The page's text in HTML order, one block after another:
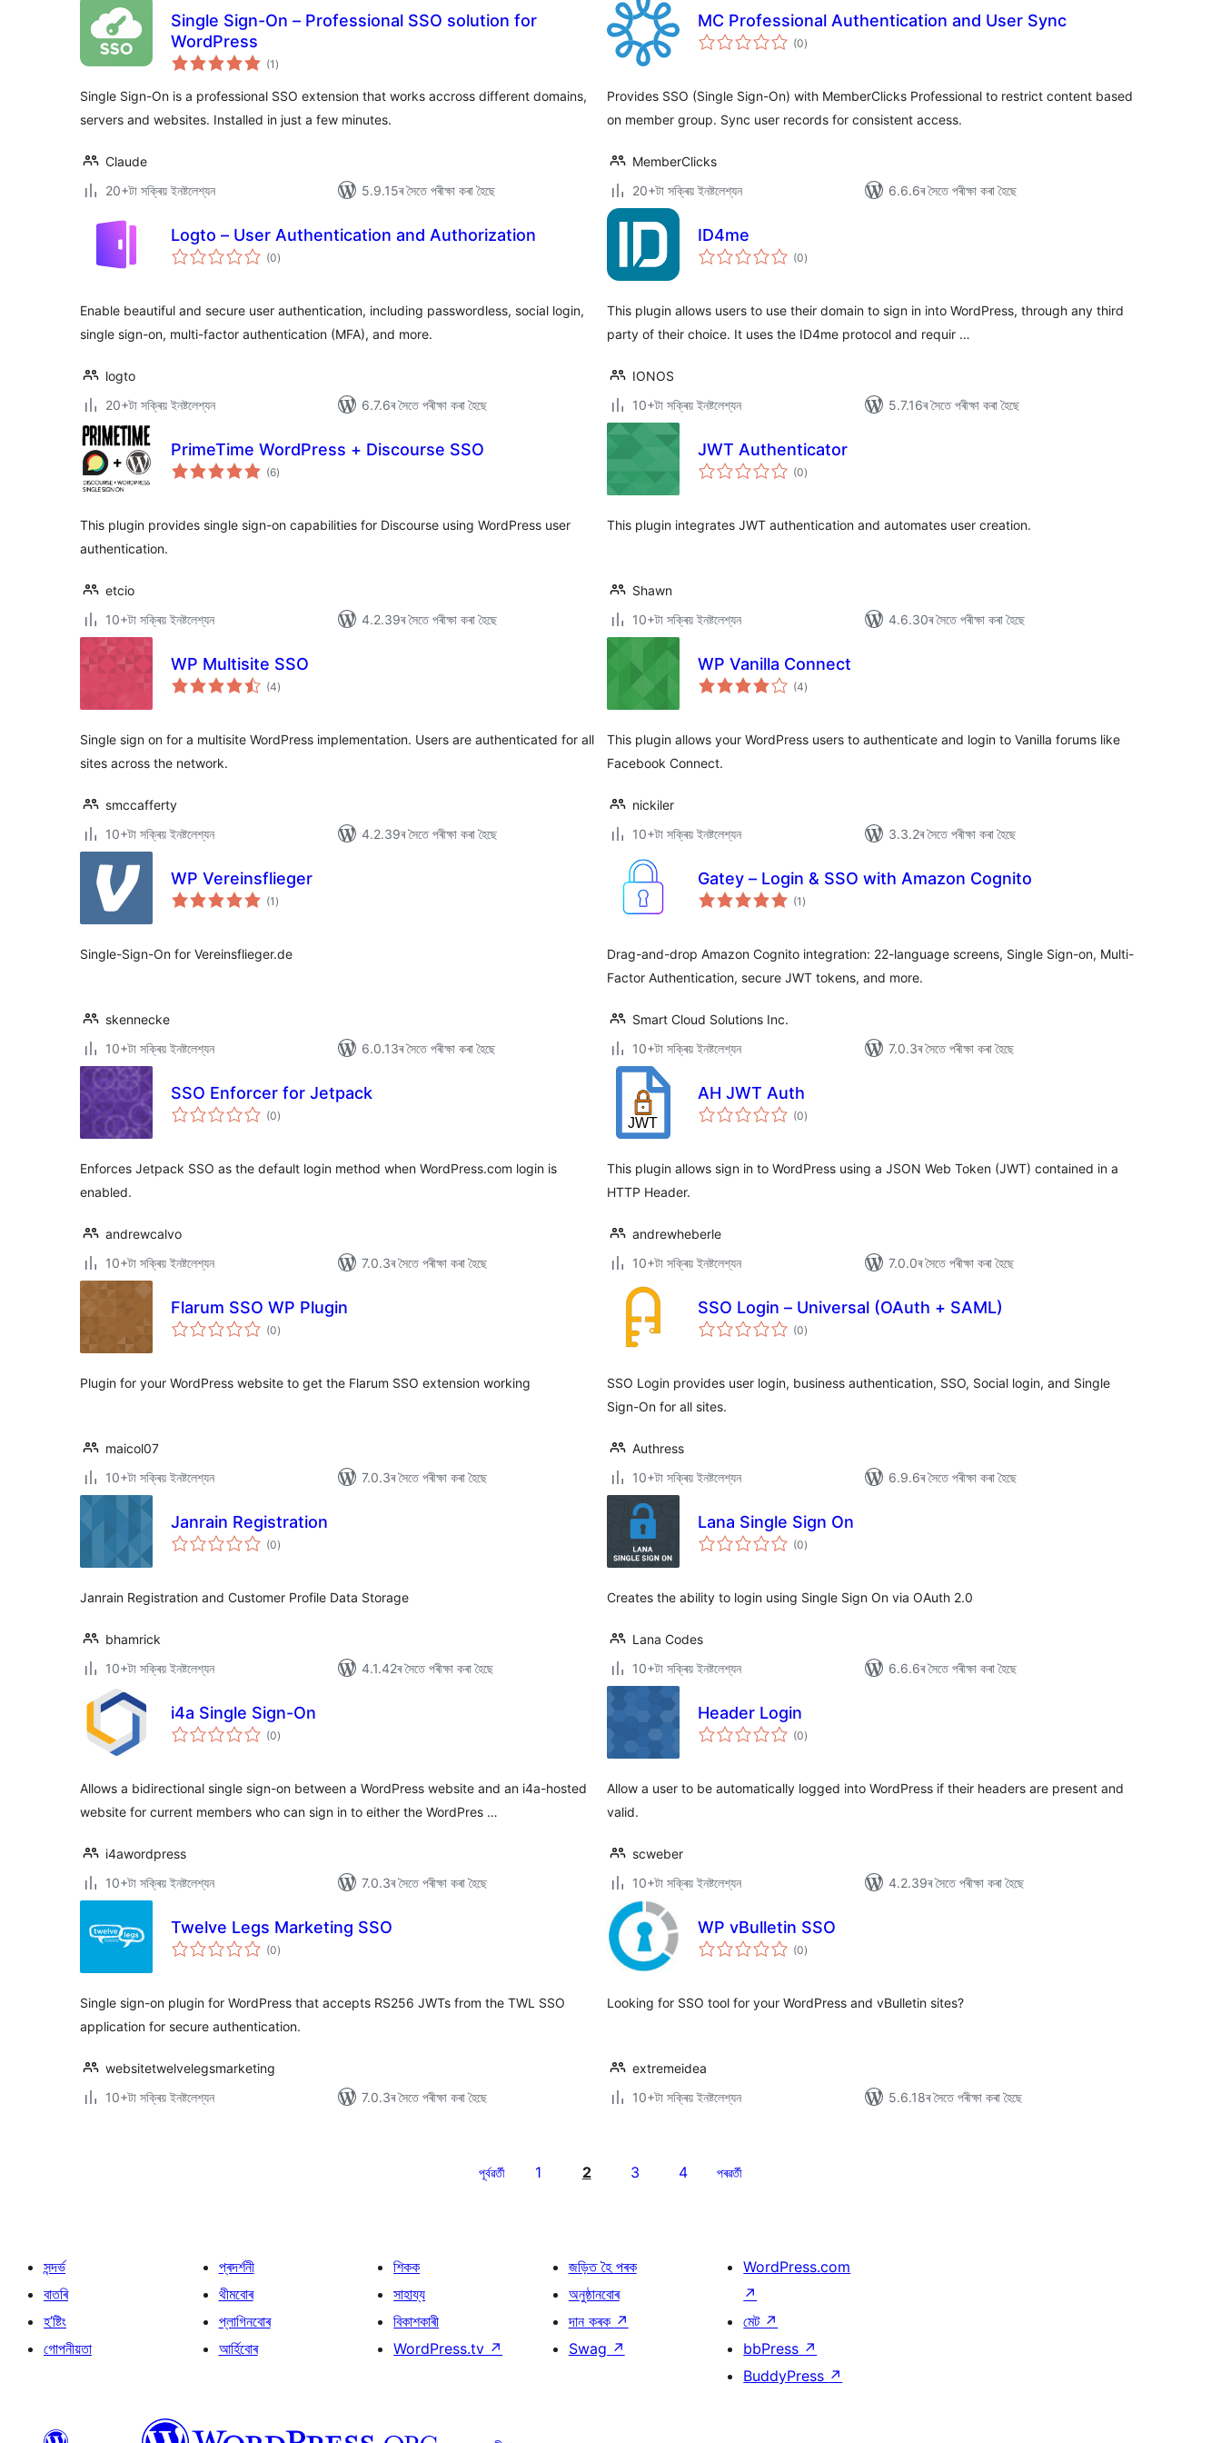
Single Sign-On – Professional SSO solution for
WordPress
(1 টা
মুঠ)
Single Sign-On is a professional SSO extension that works accross different domains,
servers and websites. Installed in just a few minutes.
Claude
20+টা সক্ৰিয় ইনষ্টলেশ্যন
5.9.15ৰ সৈতে পৰীক্ষা কৰা হৈছে
MC Professional Authentication and User Sync
(0টা
মুঠ)
Provides SSO (Single Sign-On) with MemberClicks Professional to restrict content based
on member group. Sync user records for consistent access.
MemberClicks
20+টা সক্ৰিয় ইনষ্টলেশ্যন
6.6.6ৰ সৈতে পৰীক্ষা কৰা হৈছে
Logto – User Authentication and Authorization
(0টা
মুঠ)
Enable beautiful and secure user authentication, including passwordless, social login,
single sign-on, multi-factor authentication (MFA), and more.
logto
20+টা সক্ৰিয় ইনষ্টলেশ্যন
6.7.6ৰ সৈতে পৰীক্ষা কৰা হৈছে
ID4me
(0টা
মুঠ)
This plugin allows users to use their domain to sign in into WordPress, through any third
party of their choice. It uses the ID4me protocol and requir …
IONOS
10+টা সক্ৰিয় ইনষ্টলেশ্যন
5.7.16ৰ সৈতে পৰীক্ষা কৰা হৈছে
PrimeTime WordPress + Discourse SSO
(6টা
মুঠ)
This plugin provides single sign-on capabilities for Discourse using WordPress user
authentication.
etcio
10+টা সক্ৰিয় ইনষ্টলেশ্যন
4.2.39ৰ সৈতে পৰীক্ষা কৰা হৈছে
JWT Authenticator
(0টা
মুঠ)
This plugin integrates JWT authentication and automates user creation.
Shawn
10+টা সক্ৰিয় ইনষ্টলেশ্যন
4.6.30ৰ সৈতে পৰীক্ষা কৰা হৈছে
WP Multisite SSO
(4টা
মুঠ)
Single sign on for a multisite WordPress implementation. Users are authenticated for all
sites across the network.
smccafferty
10+টা সক্ৰিয় ইনষ্টলেশ্যন
4.2.39ৰ সৈতে পৰীক্ষা কৰা হৈছে
WP Vanilla Connect
(4টা
মুঠ)
This plugin allows your WordPress users to authenticate and login to Vanilla forums like
Facebook Connect.
nickiler
10+টা সক্ৰিয় ইনষ্টলেশ্যন
3.3.2ৰ সৈতে পৰীক্ষা কৰা হৈছে
WP Vereinsflieger
(1 টা
মুঠ)
Single-Sign-On for Vereinsflieger.de
skennecke
10+টা সক্ৰিয় ইনষ্টলেশ্যন
6.0.13ৰ সৈতে পৰীক্ষা কৰা হৈছে
Gatey – Login & SSO with Amazon Cognito
(1 টা
মুঠ)
Drag-and-drop Amazon Cognito integration: 22-language screens, Single Sign-on, Multi-
Factor Authentication, secure JWT tokens, and more.
Smart Cloud Solutions Inc.
10+টা সক্ৰিয় ইনষ্টলেশ্যন
7.0.3ৰ সৈতে পৰীক্ষা কৰা হৈছে
SSO Enforcer for Jetpack
(0টা
মুঠ)
Enforces Jetpack SSO as the default login method when WordPress.com login is
enabled.
andrewcalvo
10+টা সক্ৰিয় ইনষ্টলেশ্যন
7.0.3ৰ সৈতে পৰীক্ষা কৰা হৈছে
AH JWT Auth
(0টা
মুঠ)
This plugin allows sign in to WordPress using a JSON Web Token (JWT) contained in a
HTTP Header.
andrewheberle
10+টা সক্ৰিয় ইনষ্টলেশ্যন
7.0.0ৰ সৈতে পৰীক্ষা কৰা হৈছে
Flarum SSO WP Plugin
(0টা
মুঠ)
Plugin for your WordPress website to get the Flarum SSO extension working
maicol07
10+টা সক্ৰিয় ইনষ্টলেশ্যন
7.0.3ৰ সৈতে পৰীক্ষা কৰা হৈছে
SSO Login – Universal (OAuth + SAML)
(0টা
মুঠ)
SSO Login provides user login, business authentication, SSO, Social login, and Single
Sign-On for all sites.
Authress
10+টা সক্ৰিয় ইনষ্টলেশ্যন
6.9.6ৰ সৈতে পৰীক্ষা কৰা হৈছে
Janrain Registration
(0টা
মুঠ)
Janrain Registration and Customer Profile Data Storage
bhamrick
10+টা সক্ৰিয় ইনষ্টলেশ্যন
4.1.42ৰ সৈতে পৰীক্ষা কৰা হৈছে
Lana Single Sign On
(0টা
মুঠ)
Creates the ability to login using Single Sign On via OAuth 2.0
Lana Codes
10+টা সক্ৰিয় ইনষ্টলেশ্যন
6.6.6ৰ সৈতে পৰীক্ষা কৰা হৈছে
i4a Single Sign-On
(0টা
মুঠ)
Allows a bidirectional single sign-on between a WordPress website and an i4a-hosted
website for current members who can sign in to either the WordPres …
i4awordpress
10+টা সক্ৰিয় ইনষ্টলেশ্যন
7.0.3ৰ সৈতে পৰীক্ষা কৰা হৈছে
Header Login
(0টা
মুঠ)
Allow a user to be automatically logged into WordPress if their headers are present and
valid.
scweber
10+টা সক্ৰিয় ইনষ্টলেশ্যন
4.2.39ৰ সৈতে পৰীক্ষা কৰা হৈছে
Twelve Legs Marketing SSO
(0টা
মুঠ)
Single sign-on plugin for WordPress that accepts RS256 JWTs from the TWL SSO
application for secure authentication.
websitetwelvelegsmarketing
10+টা সক্ৰিয় ইনষ্টলেশ্যন
7.0.3ৰ সৈতে পৰীক্ষা কৰা হৈছে
WP vBulletin SSO
(0টা
মুঠ)
Looking for SSO tool for your WordPress and vBulletin sites?
extremeidea
10+টা সক্ৰিয় ইনষ্টলেশ্যন
5.6.18ৰ সৈতে পৰীক্ষা কৰা হৈছে
পূৰ্বৱৰ্তী 1 2 3 4 পৰৱৰ্তী
সন্দৰ্ভ
বাতৰি
হ’ষ্টিং
গোপনীয়তা
প্ৰদৰ্শনী
থীমবোৰ
প্লাগিনবোৰ
আৰ্হিবোৰ
শিকক
সাহায্য
বিকাশকাৰী
WordPress.tv ↗
জড়িত হৈ পৰক
অনুষ্ঠানবোৰ
দান কৰক ↗
Swag ↗
WordPress.com
↗
মেট ↗
bbPress ↗
BuddyPress ↗